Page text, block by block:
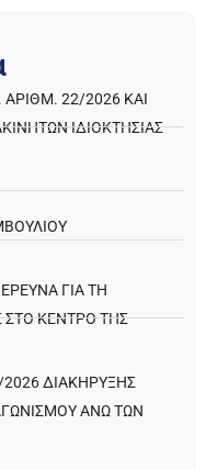
22/2026 ΚΑΙ
ΙΔΙΟΚΤΗΣΊΑΣ
ΓΙΑ ΤΗ
ΣΤΟ ΚΈΝΤΡΟ ΤΗΣ
ΔΙΑΚΗΡΥΞΗΣ
ΑΝΩ ΤΩΝ